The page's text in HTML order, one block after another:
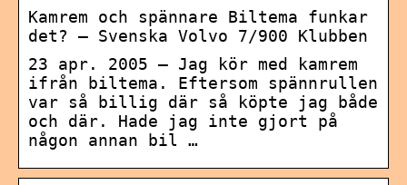
Kamrem och spännare Biltema funkar
det? – Svenska Volvo 7/900 Klubben
23 apr. 2005 — Jag kör med kamrem
ifrån biltema. Eftersom spännrullen
var så billig där så köpte jag både
och där. Hade jag inte gjort på
någon annan bil …